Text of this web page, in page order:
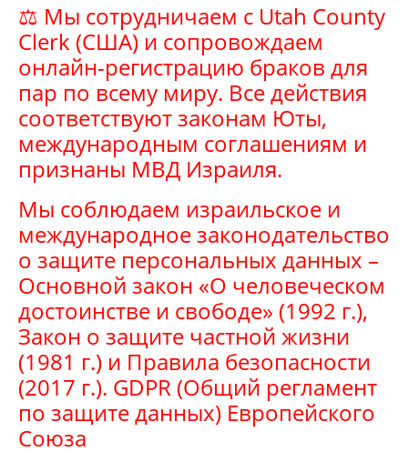
⚖ Мы сотрудничаем с Utah County
Clerk (США) и сопровождаем
онлайн-регистрацию браков для
пар по всему миру. Все действия
соответствуют законам Юты,
международным соглашениям и
признаны МВД Израиля.
Мы соблюдаем израильское и
международное законодательство
о защите персональных данных –
Основной закон «О человеческом
достоинстве и свободе» (1992 г.),
Закон о защите частной жизни
(1981 г.) и Правила безопасности
(2017 г.). GDPR (Общий регламент
по защите данных) Европейского
Союза